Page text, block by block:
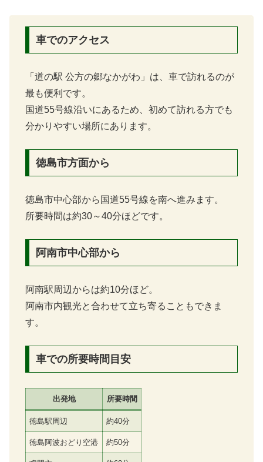
車でのアクセス
「道の駅 公方の郷なかがわ」は、車で訪れるのが
最も便利です。
国道55号線沿いにあるため、初めて訪れる方でも
分かりやすい場所にあります。
徳島市方面から
徳島市中心部から国道55号線を南へ進みます。
所要時間は約30～40分ほどです。
阿南市中心部から
阿南駅周辺からは約10分ほど。
阿南市内観光と合わせて立ち寄ることもできま
す。
車での所要時間目安
出発地 所要時間
徳島駅周辺 約40分
徳島阿波おどり空港 約50分